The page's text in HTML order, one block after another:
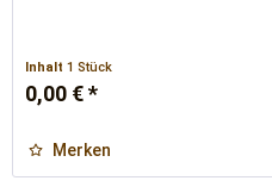
Inhalt1 Stück
0,00 € *
Merken